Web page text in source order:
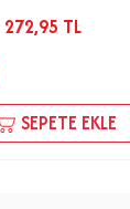
272,95 TL
SEPETE EKLE